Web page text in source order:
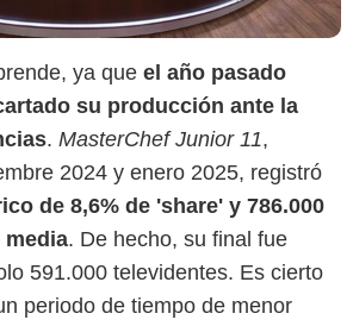
ya que el año pasado
su producción ante la
. MasterChef Junior 11,
2024 y enero 2025, registró
de 8,6% de 'share' y 786.000
media. De hecho, su final fue
591.000 televidentes. Es cierto
periodo de tiempo de menor